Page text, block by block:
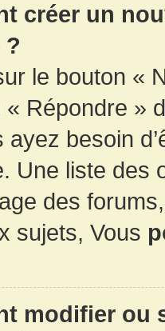
créer un
?
le bouton «
Répondre »
ayez besoin
Une liste des
des
sujets, Vous
modifier ou